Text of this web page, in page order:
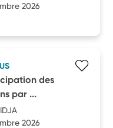
2026
des
par ...
2026